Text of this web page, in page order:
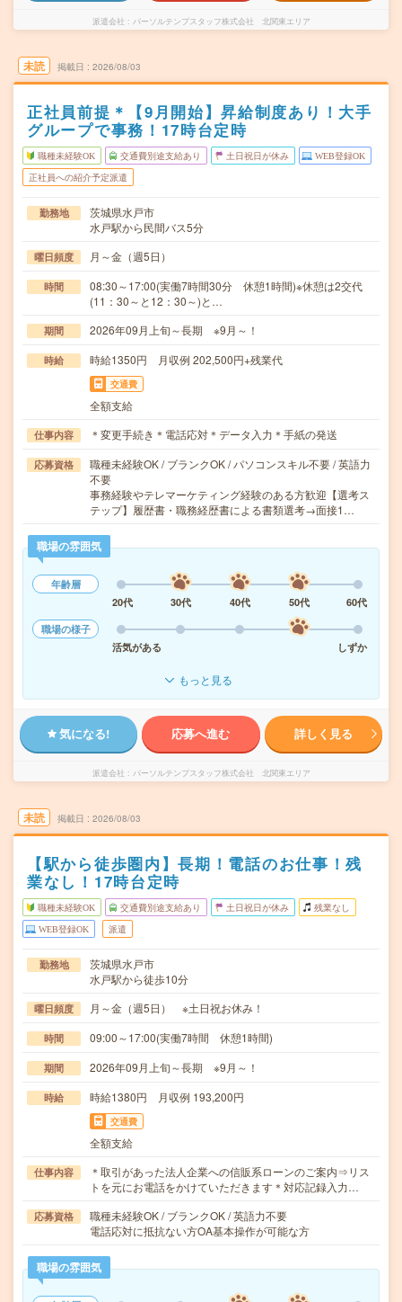
派遣会社 パーソルテンプスタッフ株式会社 北関東エリア
未読 掲載日 2026/08/03
正社員前提＊【9月開始】昇給制度あり！大手
グループで事務！17時台定時
職種未経験OK 交通費別途支給あり 土日祝日が休み WEB登録OK
正社員への紹介予定派遣
勤務地
茨城県水戸市
水戸駅から民間バス5分
曜日頻度 月～金（週5日）
時間
08:30～17:00(実働7時間30分 休憩1時間)※休憩は2交代
(11：30～と12：30～)と…
期間 2026年09月上旬～長期 ※9月～！
時給 時給1350円 月収例 202,500円+残業代
交通費
全額支給
仕事内容 ＊変更手続き＊電話応対＊データ入力＊手紙の発送
応募資格
職種未経験OK / ブランクOK / パソコンスキル不要 / 英語力
不要
事務経験やテレマーケティング経験のある方歓迎【選考ス
テップ】履歴書・職務経歴書による書類選考→面接1…
職場の雰囲気
年齢層
20代
30代 40代 50代
60代
職場の様子
活気がある
しずか
もっと見る
気になる! 応募へ進む 詳しく見る
派遣会社 パーソルテンプスタッフ株式会社 北関東エリア
未読 掲載日 2026/08/03
【駅から徒歩圏内】長期！電話のお仕事！残
業なし！17時台定時
職種未経験OK 交通費別途支給あり 土日祝日が休み 残業なし
WEB登録OK 派遣
勤務地
茨城県水戸市
水戸駅から徒歩10分
曜日頻度 月～金（週5日） ※土日祝お休み！
時間 09:00～17:00(実働7時間 休憩1時間)
期間 2026年09月上旬～長期 ※9月～！
時給 時給1380円 月収例 193,200円
交通費
全額支給
仕事内容
＊取引があった法人企業への信販系ローンのご案内⇒リス
トを元にお電話をかけていただきます＊対応記録入力…
応募資格
職種未経験OK / ブランクOK / 英語力不要
電話応対に抵抗ない方OA基本操作が可能な方
職場の雰囲気